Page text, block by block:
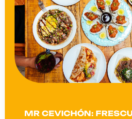
MR CEVICHÓN: